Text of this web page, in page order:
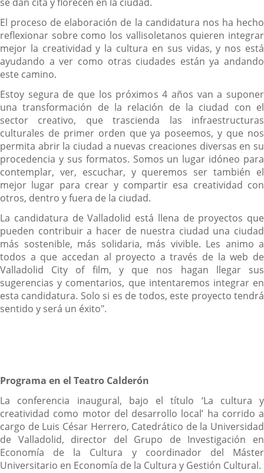
se dan cita y florecen en la ciudad.
El proceso de elaboración de la candidatura nos ha hecho
reflexionar sobre como los vallisoletanos quieren integrar
mejor la creatividad y la cultura en sus vidas, y nos está
ayudando a ver como otras ciudades están ya andando
este camino.
Estoy segura de que los próximos 4 años van a suponer
una transformación de la relación de la ciudad con el
sector creativo, que trascienda las infraestructuras
culturales de primer orden que ya poseemos, y que nos
permita abrir la ciudad a nuevas creaciones diversas en su
procedencia y sus formatos. Somos un lugar idóneo para
contemplar, ver, escuchar, y queremos ser también el
mejor lugar para crear y compartir esa creatividad con
otros, dentro y fuera de la ciudad.
La candidatura de Valladolid está llena de proyectos que
pueden contribuir a hacer de nuestra ciudad una ciudad
más sostenible, más solidaria, más vivible. Les animo a
todos a que accedan al proyecto a través de la web de
Valladolid City of film, y que nos hagan llegar sus
sugerencias y comentarios, que intentaremos integrar en
esta candidatura. Solo si es de todos, este proyecto tendrá
sentido y será un éxito".
Programa en el Teatro Calderón
La conferencia inaugural, bajo el título ‘La cultura y
creatividad como motor del desarrollo local’ ha corrido a
cargo de Luis César Herrero, Catedrático de la Universidad
de Valladolid, director del Grupo de Investigación en
Economía de la Cultura y coordinador del Máster
Universitario en Economía de la Cultura y Gestión Cultural.